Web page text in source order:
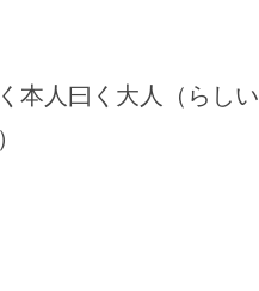
本人曰く大人（らし